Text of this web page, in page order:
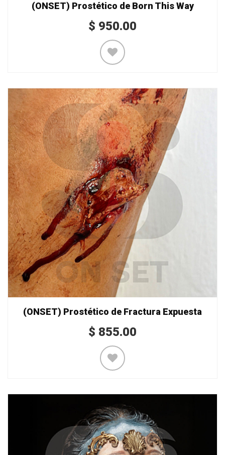
(ONSET) Prostético de Born This Way
$ 950.00
(ONSET) Prostético de Fractura Expuesta
$ 855.00